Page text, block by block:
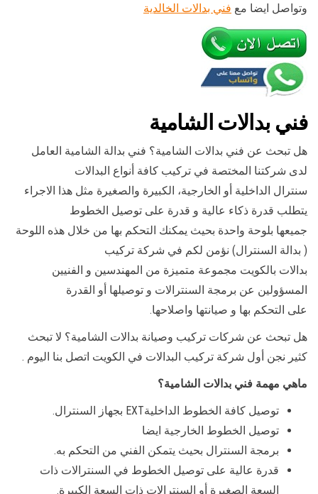
وتواصل ايضا مع فني بدالات الخالدية
فني بدالات الشامية
هل تبحث عن فني بدالات الشامية؟ فني بدالة الشامية العامل
لدى شركتنا المختصة في تركيب كافة أنواع البدالات
سنترال الداخلية أو الخارجية، الكبيرة والصغيرة مثل هذا الاجراء
يتطلب قدرة ذكاء عالية و قدرة على توصيل الخطوط
جميعها بلوحة واحدة بحيث يمكنك التحكم بها من خلال هذه اللوحة
( بدالة السنترال) نؤمن لكم في شركة تركيب
بدالات بالكويت مجموعة متميزة من المهندسين و الفنيين
المسؤولين عن برمجة السنترالات و توصيلها أو القدرة
على التحكم بها و صيانتها واصلاحها.
هل تبحث عن شركات تركيب وصيانة بدالات الشامية؟ لا تبحث
كثير نجن أول شركة تركيب البدالات في الكويت اتصل بنا اليوم .
ماهي مهمة فني بدالات الشامية؟
توصيل كافة الخطوط الداخليةEXT بجهاز السنترال.
توصيل الخطوط الخارجية ايضا
برمجة السنترال بحيث يتمكن الفني من التحكم به.
قدرة عالية على توصيل الخطوط في السنترالات ذات
السعة الصغيرة أو السنترالات ذات السعة الكبيرة.